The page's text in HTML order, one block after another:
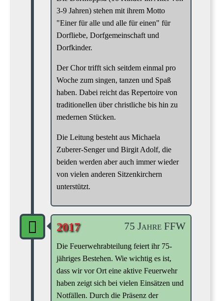
3-9 Jahren) stehen mit ihrem Motto
"Einer für alle und alle für einen" für
Dorfliebe, Dorfgemeinschaft und
Dorfkinder.
Der Chor trifft sich seitdem einmal pro
Woche zum singen, tanzen und Spaß
haben. Dabei reicht das Repertoire von
traditionellen über christliche bis hin zu
medernen Stücken.
Die Leitung besteht aus Michaela
Zuberer-Senger und Birgit Adolf, die
beiden werden aber auch immer wieder
von vielen anderen Sitzenkirchern
unterstützt.
2017 75 Jahre FFW
Die Feuerwehrabteilung feiert ihr 75-
jähriges Bestehen. Wie wichtig es ist,
dass wir vor Ort eine aktive Feuerwehr
haben zeigt sich bei vielen Einsätzen und
Notfällen. Durch die Präsenz der